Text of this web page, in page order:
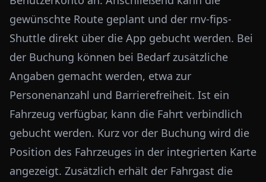
gewünschte Route geplant und der rnv-fips-
Shuttle direkt über die App gebucht werden. Bei
der Buchung können bei Bedarf zusätzliche
Angaben gemacht werden, etwa zur
Personenanzahl und Barrierefreiheit. Ist ein
Fahrzeug verfügbar, kann die Fahrt verbindlich
gebucht werden. Kurz vor der Buchung wird die
Position des Fahrzeuges in der integrierten Karte
angezeigt. Zusätzlich erhält der Fahrgast die